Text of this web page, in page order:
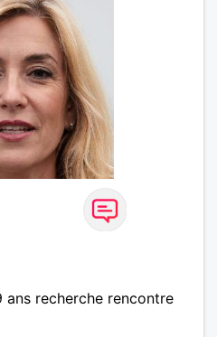
ans recherche rencontre